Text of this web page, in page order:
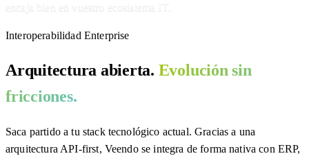
encaja bien en vuestro ecosistema IT.
Interoperabilidad Enterprise
Arquitectura abierta. Evolución sin
fricciones.
Saca partido a tu stack tecnológico actual. Gracias a una
arquitectura API-first, Veendo se integra de forma nativa con ERP,